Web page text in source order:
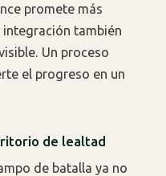
promete más
también
Un proceso
el progreso en un
de lealtad
de batalla ya no